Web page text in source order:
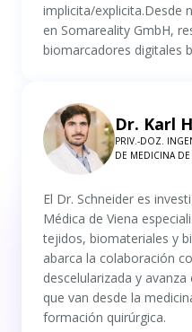
implicita/explicita.Desde
en Somareality GmbH,
biomarcadores digitales
Dr. Karl
PRIV.-DOZ.
DE MEDICINA DE
El Dr. Schneider es
Médica de Viena
tejidos, biomateriales y
abarca la colaboración
descelularizada y
que van desde la
formación quirúrgica.